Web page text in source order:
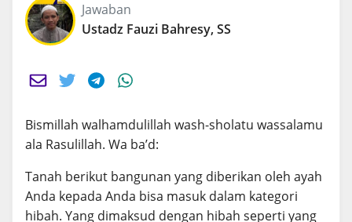
Jawaban
Ustadz Fauzi Bahresy, SS
Bismillah walhamdulillah wash-sholatu wassalamu
ala Rasulillah. Wa ba’d:
Tanah berikut bangunan yang diberikan oleh ayah
Anda kepada Anda bisa masuk dalam kategori
hibah. Yang dimaksud dengan hibah seperti yang